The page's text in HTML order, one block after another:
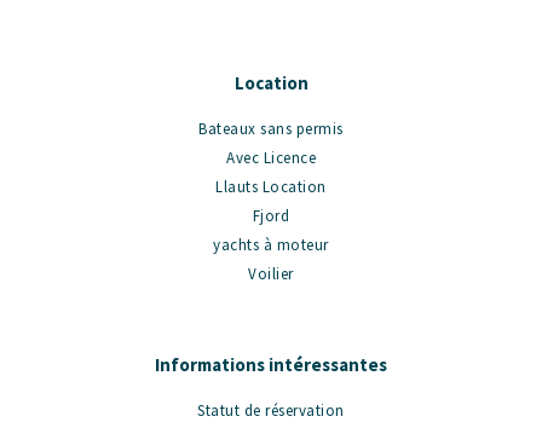
Location
Bateaux sans permis
Avec Licence
Llauts Location
Fjord
yachts à moteur
Voilier
Informations intéressantes
Statut de réservation